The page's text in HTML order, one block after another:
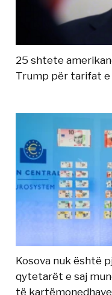
25 shtete
Trump për tarifat
Kosova nuk është
qytetarët e saj
të